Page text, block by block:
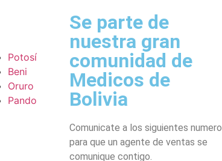
Potosí
Beni
Oruro
Pando
Se parte de
nuestra gran
comunidad de
Medicos de
Bolivia
Comunicate a los siguientes numero
para que un agente de ventas se
comunique contigo.